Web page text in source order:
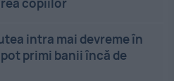
copiilor
intra mai devreme în
primi banii încă de